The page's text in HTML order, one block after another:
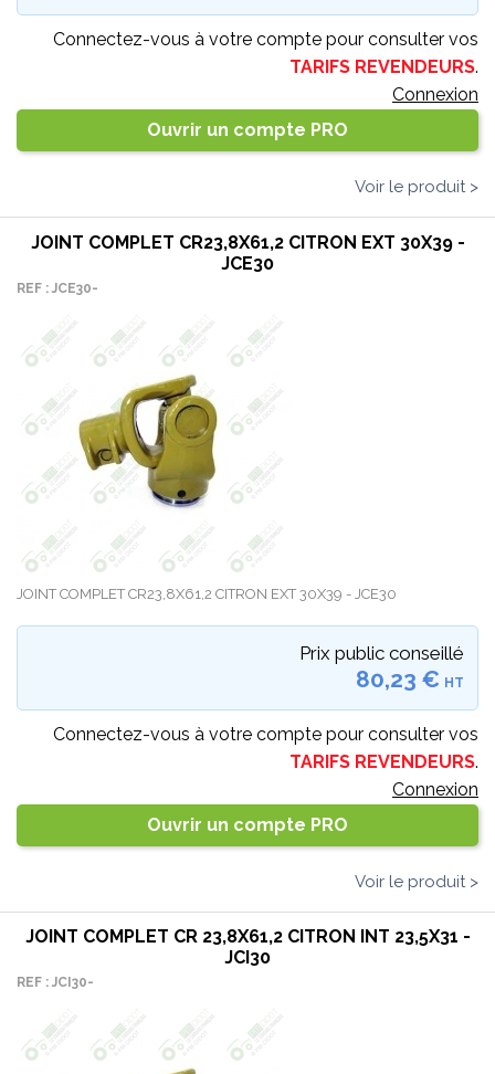
Connectez-vous à votre compte pour consulter vos
TARIFS REVENDEURS.
Connexion
Ouvrir un compte PRO
Voir le produit >
JOINT COMPLET CR23,8X61,2 CITRON EXT 30X39 -
JCE30
REF : JCE30-
JOINT COMPLET CR23,8X61,2 CITRON EXT 30X39 - JCE30
Prix public conseillé
80,23 € HT
Connectez-vous à votre compte pour consulter vos
TARIFS REVENDEURS.
Connexion
Ouvrir un compte PRO
Voir le produit >
JOINT COMPLET CR 23,8X61,2 CITRON INT 23,5X31 -
JCI30
REF : JCI30-